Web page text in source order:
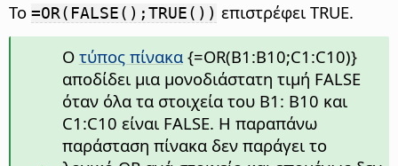
Το =OR(FALSE();TRUE()) επιστρέφει TRUE.
Ο τύπος πίνακα{=OR(B1:B10;C1:C10)}
αποδίδει μια μονοδιάστατη τιμή FALSE
όταν όλα τα στοιχεία του B1: B10 και
C1:C10 είναι FALSE. Η παραπάνω
παράσταση πίνακα δεν παράγει το